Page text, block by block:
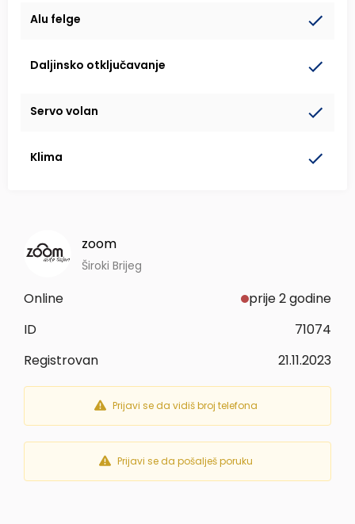
Alu felge
Daljinsko otključavanje
Servo volan
Klima
zoom
Široki Brijeg
Online
prije 2 godine
ID
71074
Registrovan
21.11.2023
Prijavi se da vidiš broj telefona
Prijavi se da pošalješ poruku